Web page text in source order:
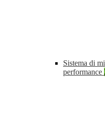
Sistema di
performance